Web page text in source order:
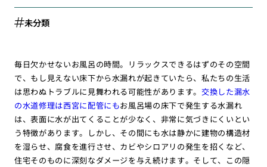
未分類
毎日欠かせないお風呂の時間。リラックスできるはずのその空間
で、もし見えない床下から水漏れが起きていたら、私たちの生活
は思わぬトラブルに見舞われる可能性があります。交換した漏水
の水道修理は西宮に配管にもお風呂場の床下で発生する水漏れ
は、表面に水が出てくることが少なく、非常に気づきにくいとい
う特徴があります。しかし、その間にも水は静かに建物の構造材
を湿らせ、腐食を進行させ、カビやシロアリの発生を招くなど、
住宅そのものに深刻なダメージを与え続けます。そして、この隠